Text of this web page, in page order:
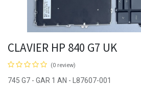
CLAVIER HP 840 G7 UK
(0 review)
745 G7 - GAR 1 AN - L87607-001